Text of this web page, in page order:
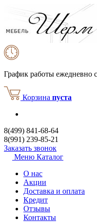
График работы ежедневно
Корзина пуста
8(499) 841-68-64
8(991) 239-85-21
Заказать звонок
Меню Каталог
О нас
Акции
Доставка и оплата
Кредит
Отзывы
Контакты